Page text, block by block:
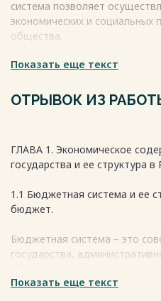
система позволяет
экономических и социальных
общества.
барометр его
В рыночной экономике, в
инструментов
Весь текст будет доступен
Показать еще текст
ОТРЫВОК ИЗ
ГЛАВА 1. Экономическое
государства и ее структура в
1.1 Бюджетная система и ее
бюджет.
Бюджетная система – это
государства,
государственных
Показать еще текст